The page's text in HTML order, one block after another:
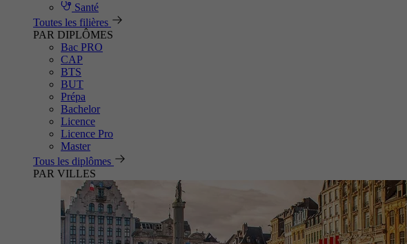
Santé
Toutes les filières
PAR DIPLÔMES
Bac PRO
CAP
BTS
BUT
Prépa
Bachelor
Licence
Licence Pro
Master
Tous les diplômes
PAR VILLES